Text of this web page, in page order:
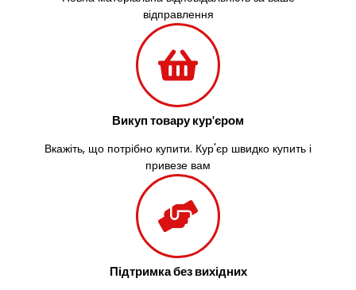
відправлення
Викуп товару кур'єром
Вкажіть, що потрібно купити. Кур'єр швидко купить і
привезе вам
Підтримка без вихідних